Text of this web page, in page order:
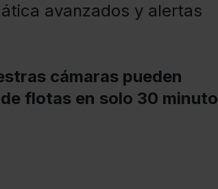
avanzados y alertas
cámaras pueden
flotas en solo 30